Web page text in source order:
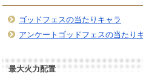
ゴッドフェスの当たりキャラ
アンケートゴッドフェスの当たり
最大火力配置